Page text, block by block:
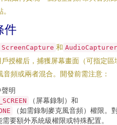
件
ScreenCapture 和 AudioCapturer
授權后，捕獲屏幕畫面（可指定區
頻或兩者混合。開發前需注意：
明
（屏幕錄制）和
（如需錄制麥克風音頻）權限。
要額外系統級權限或特殊配置。